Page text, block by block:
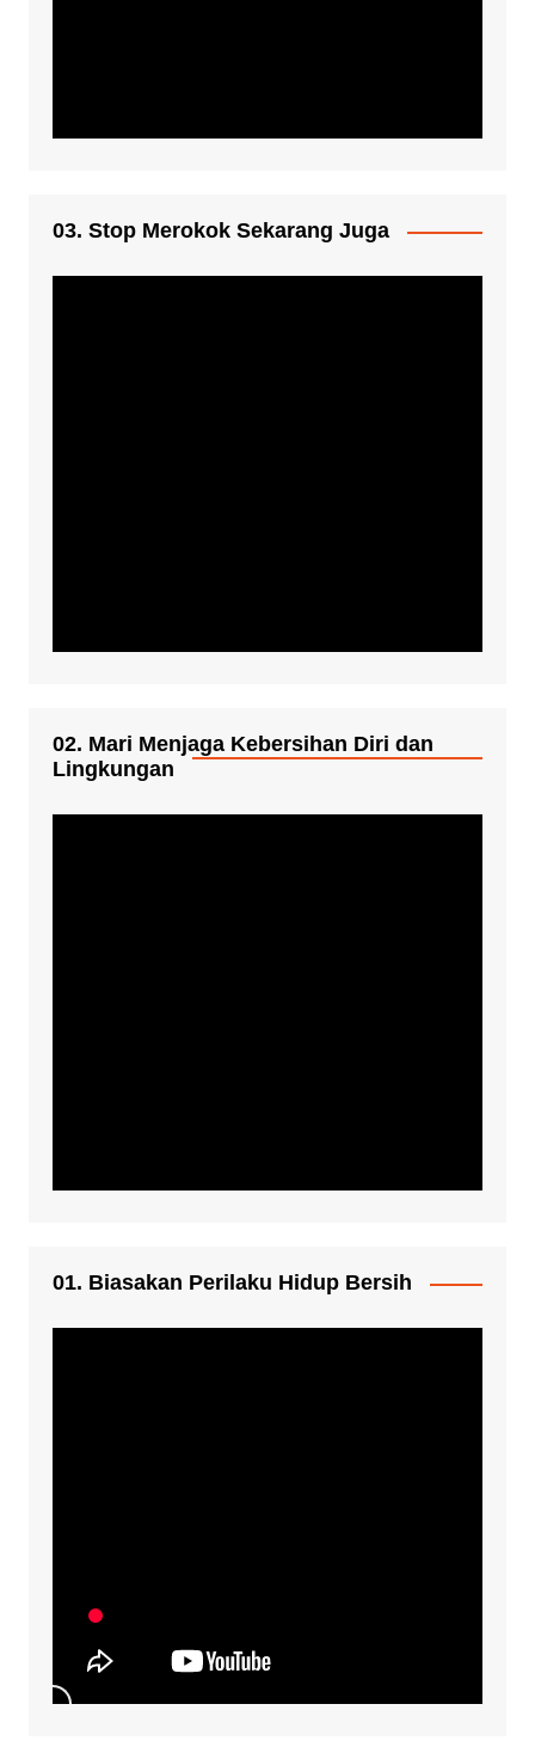
03. Stop Merokok Sekarang Juga
02. Mari Menjaga Kebersihan Diri dan
Lingkungan
01. Biasakan Perilaku Hidup Bersih